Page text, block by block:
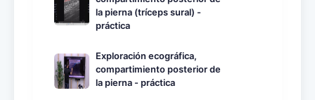
la pierna (tríceps sural) -
práctica
Exploración ecográfica,
compartimiento posterior de
la pierna - práctica